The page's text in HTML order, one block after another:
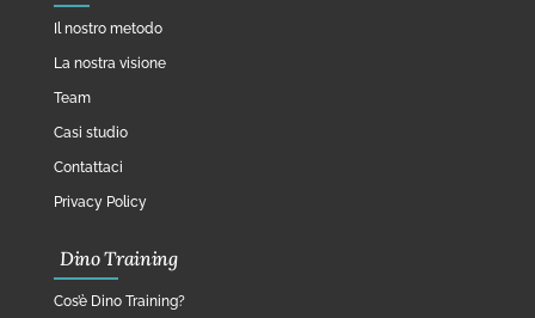
Il nostro metodo
La nostra visione
Team
Casi studio
Contattaci
Privacy Policy
Dino Training
Cos’è Dino Training?